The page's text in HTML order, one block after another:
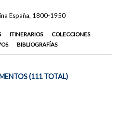
ITINERARIOS
COLECCIONES
BIBLIOGRAFÍAS
(111 TOTAL)